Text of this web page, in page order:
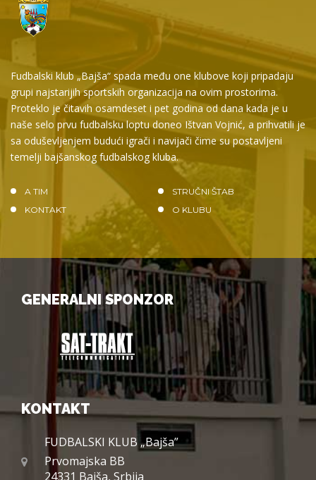
Fudbalski klub „Bajša“ spada među one klubove koji pripadaju
grupi najstarijih sportskih organizacija na ovim prostorima.
Proteklo je čitavih osamdeset i pet godina od dana kada je u
naše selo prvu fudbalsku loptu doneo Ištvan Vojnić, a prihvatili je
sa oduševljenjem budući igrači i navijači čime su postavljeni
temelji bajšanskog fudbalskog kluba.
A TIM
STRUČNI ŠTAB
KONTAKT
O KLUBU
GENERALNI SPONZOR
KONTAKT
FUDBALSKI KLUB „Bajša”
Prvomajska BB
24331 Bajša, Srbija